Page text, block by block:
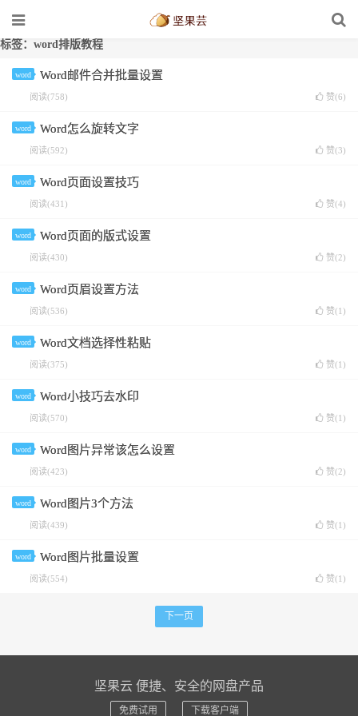
标签：word排版教程
word Word邮件合并批量设置
阅读(758) 赞(6)
word Word怎么旋转文字
阅读(592) 赞(3)
word Word页面设置技巧
阅读(431) 赞(4)
word Word页面的版式设置
阅读(430) 赞(2)
word Word页眉设置方法
阅读(536) 赞(1 )
word Word文档选择性粘贴
阅读(375) 赞(1 )
word Word小技巧去水印
阅读(570) 赞(1 )
word Word图片异常该怎么设置
阅读(423) 赞(2)
word Word图片3个方法
阅读(439) 赞(1 )
word Word图片批量设置
阅读(554) 赞(1 )
下一页
坚果云 便捷、安全的网盘产品
免费试用 下载客户端